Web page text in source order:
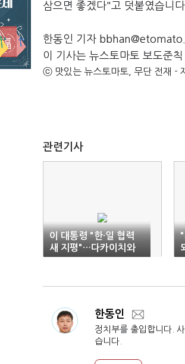
삼으면 좋겠다"고 덧붙였습니
한동인 기자
이 기사는 뉴스토마토 보도준
ⓒ 맛있는 뉴스토마토, 무단 전재 -
관련기사
이 대통령 "한·일 협력
새 지평"…다카이치와
에너지·AI 협력 강화
"
'
한동인
정치부를 출입합니다.
습니다.